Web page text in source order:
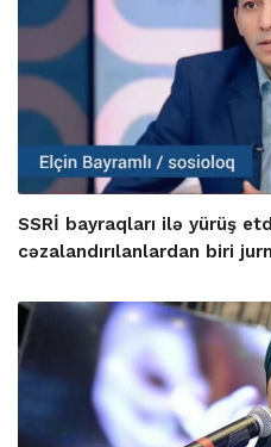
SSRİ bayraqları ilə yürüş
cəzalandırılanlardan biri